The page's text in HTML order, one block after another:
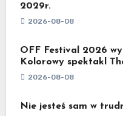
2029r.
2026-08-08
OFF Festival 2026
Kolorowy spektakl
2026-08-08
Nie jesteś sam w